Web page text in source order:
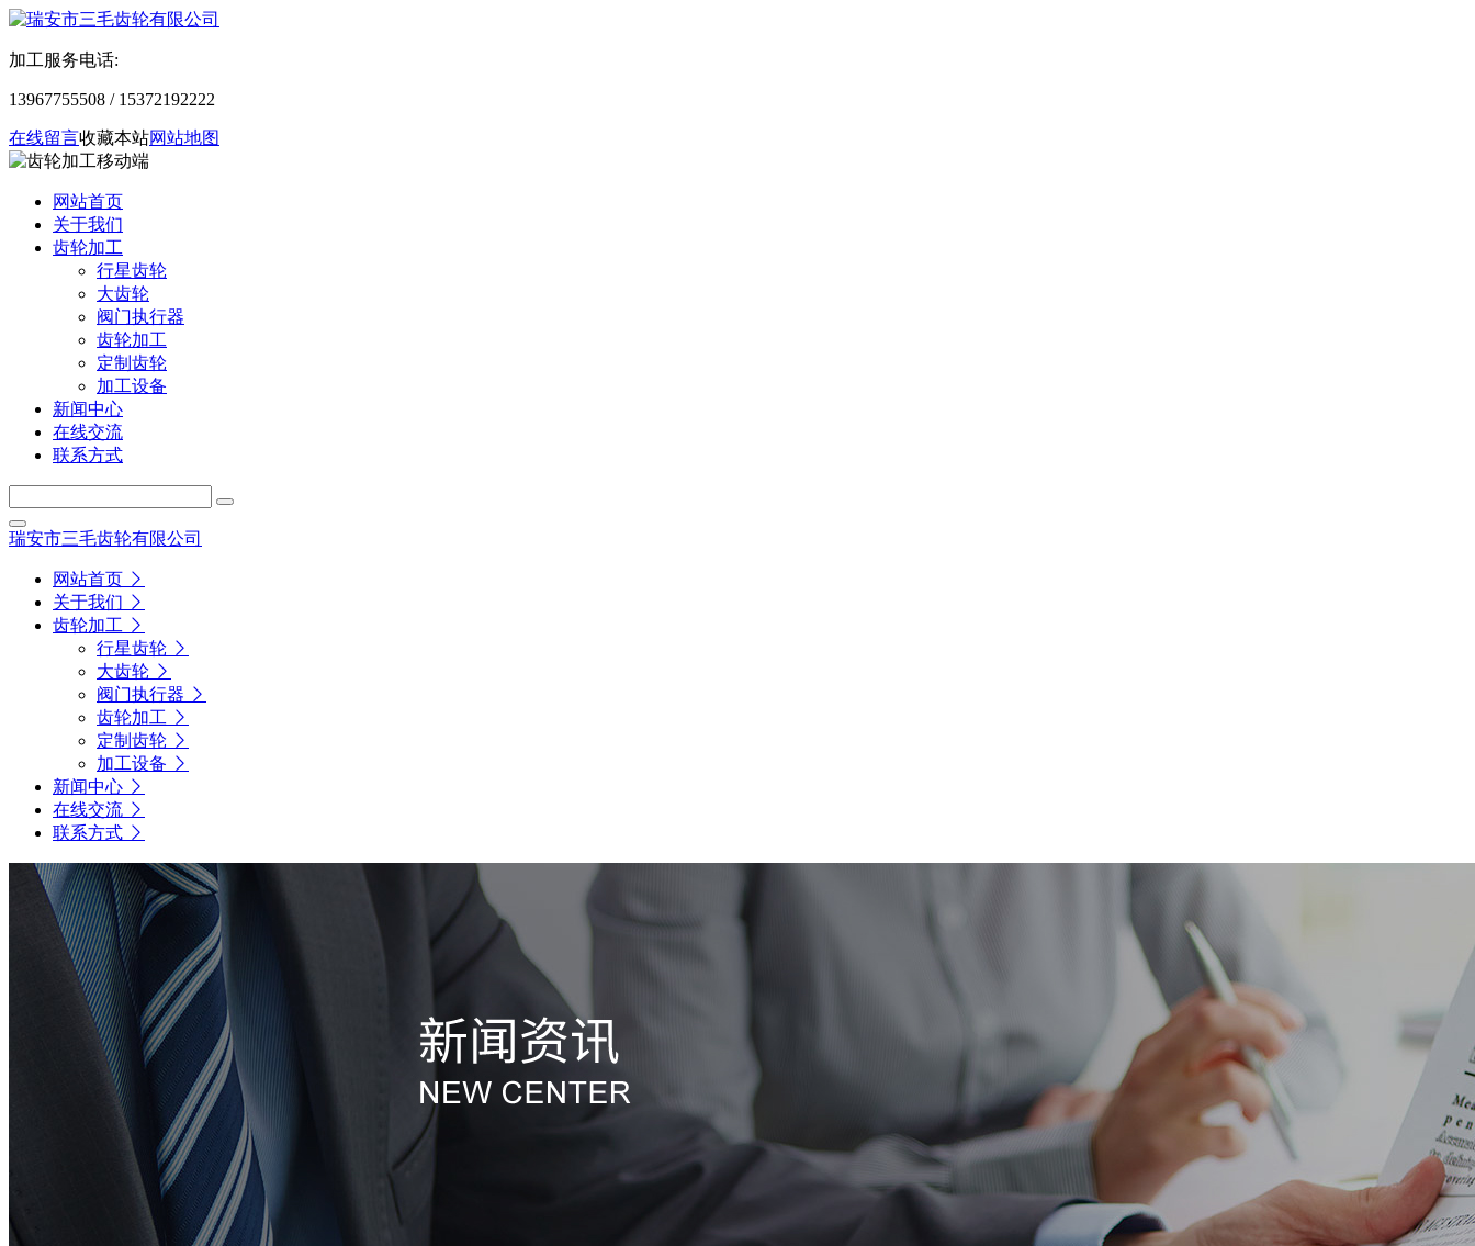
加工服务电话:
13967755508 / 15372192222
在线留言收藏本站网站地图
网站首页
关于我们
齿轮加工
行星齿轮
大齿轮
阀门执行器
齿轮加工
定制齿轮
加工设备
新闻中心
在线交流
联系方式
瑞安市三毛齿轮有限公司
网站首页
关于我们
齿轮加工
行星齿轮
大齿轮
阀门执行器
齿轮加工
定制齿轮
加工设备
新闻中心
在线交流
联系方式